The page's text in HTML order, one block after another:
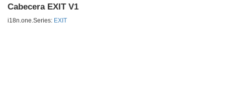
Cabecera EXIT V1
i18n.one.Series: EXIT